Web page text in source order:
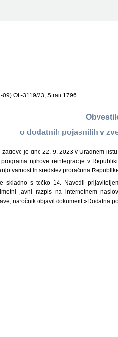
Ob-3119/23, Stran 1796
o dodatnih pojasnilih v
zadeve je dne 22. 9. 2023 v Uradnem
njihove reintegracije v
varnost in sredstev proračuna
skladno s točko 14. Navodil
javni razpis na internetnem
naročnik objavil dokument »Dodatna